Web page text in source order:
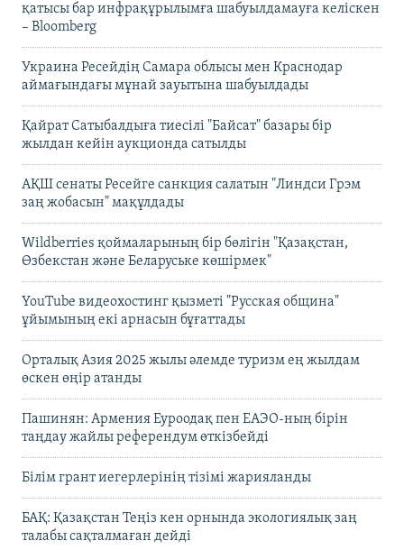
қатысы бар инфрақұрылымға шабуылдамауға келіскен
– Bloomberg
Украина Ресейдің Самара облысы мен Краснодар
аймағындағы мұнай зауытына шабуылдады
Қайрат Сатыбалдыға тиесілі "Байсат" базары бір
жылдан кейін аукционда сатылды
АҚШ сенаты Ресейге санкция салатын "Линдси Грэм
заң жобасын" мақұлдады
Wildberries қоймаларының бір бөлігін "Қазақстан,
Өзбекстан және Беларуське көшірмек"
YouTube видеохостинг қызметі "Русская община"
ұйымының екі арнасын бұғаттады
Орталық Азия 2025 жылы әлемде туризм ең жылдам
өскен өңір атанды
Пашинян: Армения Еуроодақ пен ЕАЭО-ның бірін
таңдау жайлы референдум өткізбейді
Білім грант иегерлерінің тізімі жарияланды
БАҚ: Қазақстан Теңіз кен орнында экологиялық заң
талабы сақталмаған дейді